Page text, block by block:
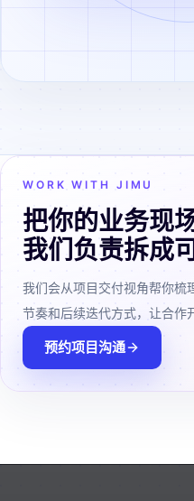
WORK WITH JIMU
把你的业务现
我们负责拆成
我们会从项目交付视角帮你梳
节奏和后续迭代方式，让合作
预约项目沟通